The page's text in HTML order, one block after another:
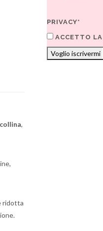
collina,
ridotta
PRIVACY*
ACCETTO LA
Voglio iscrivermi